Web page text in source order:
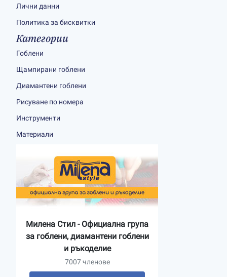
Лични данни
Политика за бисквитки
Категории
Гоблени
Щампирани гоблени
Диамантени гоблени
Рисуване по номера
Инструменти
Материали
Милена Стил - Официална група
за гоблени, диамантени гоблени
и ръкоделие
7007 членове